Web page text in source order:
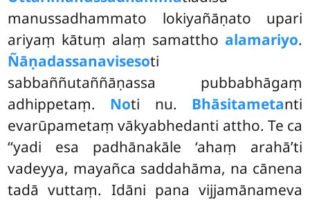
manussadhammato lokiyañāṇato upari
ariyaṃ kātuṃ alaṃ samattho alamariyo.
Ñāṇadassanavisesoti
sabbaññutaññāṇassa pubbabhāgaṃ
adhippetaṃ. Noti nu. Bhāsitametanti
evarūpametaṃ vākyabhedanti attho. Te ca
‘‘yadi esa padhānakāle ‘ahaṃ arahā’ti
vadeyya, mayañca saddahāma, na cānena
tadā vuttaṃ. Idāni pana vijjamānameva